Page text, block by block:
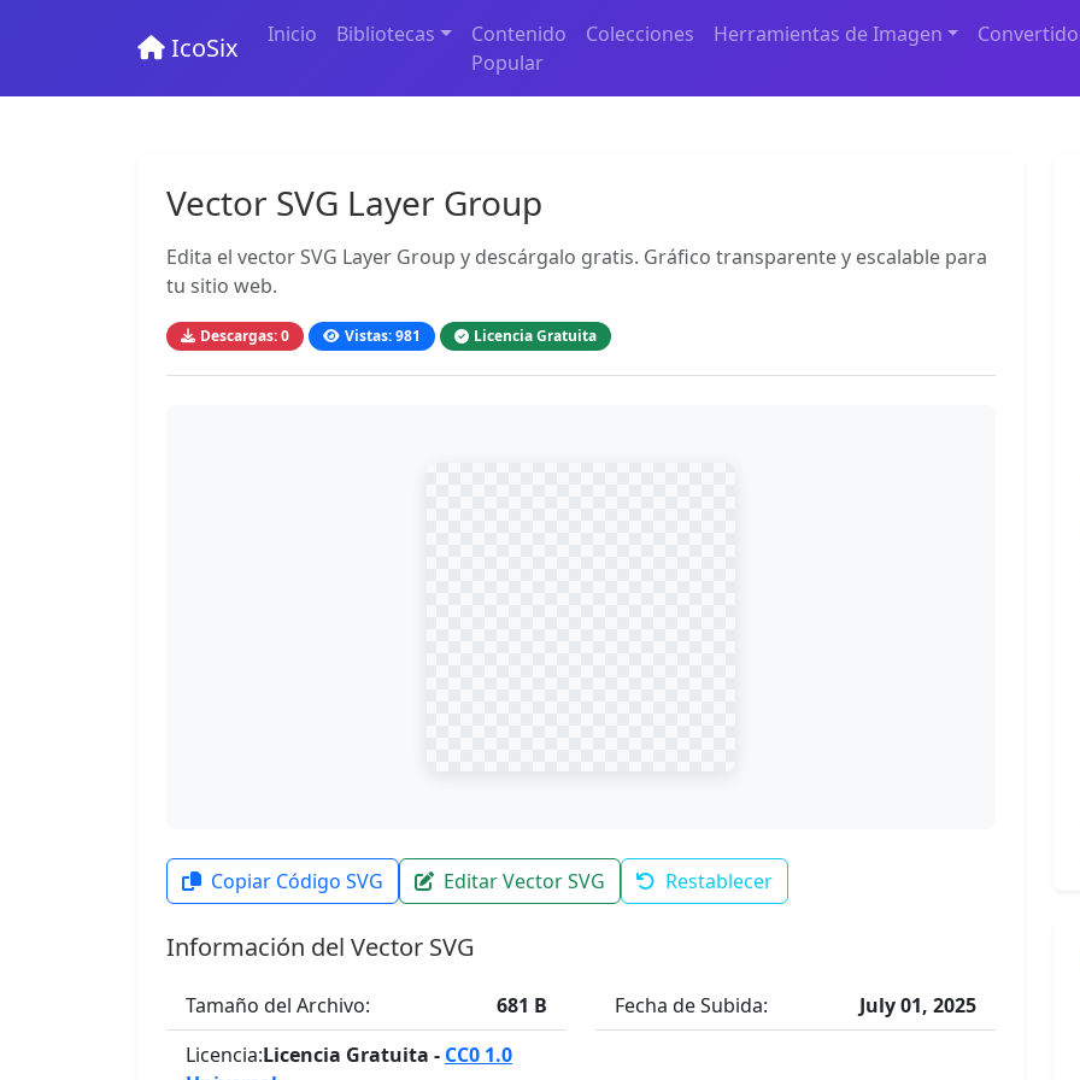
IcoSix Inicio Bibliotecas
Contenido
Popular
Colecciones Herramientas de Imagen
Vector SVG Layer Group
Edita el vector SVG Layer Group y descárgalo gratis. Gráfico transparente y escalable para
tu sitio web.
Descargas: 0 Vistas: 981 Licencia Gratuita
Copiar Código SVG Editar Vector SVG Restablecer
Información del Vector SVG
Tamaño del Archivo:
681 B
Licencia:Licencia Gratuita - CC0 1.0
Fecha de Subida: July 01, 2025